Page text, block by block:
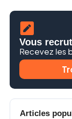
Vous
Recevez les
Articles